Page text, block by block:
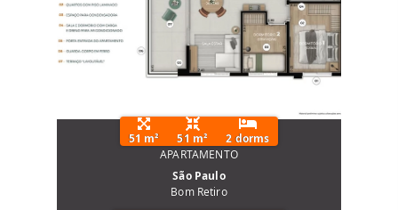
51 m² 51 m²
2 dorms
APARTAMENTO
São Paulo
Bom Retiro